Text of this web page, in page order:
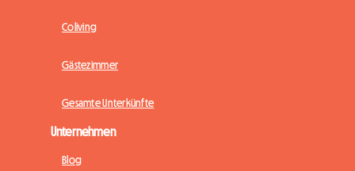
Coliving
Gästezimmer
Gesamte Unterkünfte
Unternehmen
Blog